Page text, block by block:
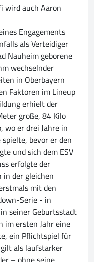
wird auch Aaron
Engagements
als Verteidiger
Nauheim geborene
wechselnder
in Oberbayern
Faktoren im Lineup
erhielt der
große, 84 Kilo
wo er drei Jahre in
bevor er den
und sich dem ESV
erfolgte der
in der gleichen
mit den
Serie - in
seiner Geburtsstadt
im ersten Jahr eine
ein Pflichtspiel für
als laufstarker